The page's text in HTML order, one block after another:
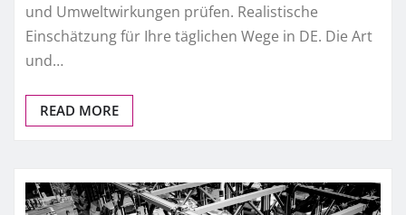
und Umweltwirkungen prüfen. Realistische
Einschätzung für Ihre täglichen Wege in DE. Die Art
und…
READ MORE